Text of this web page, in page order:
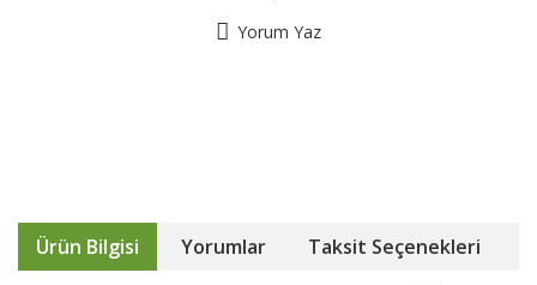
Yorum Yaz
Ürün Bilgisi Yorumlar Taksit Seçenekleri